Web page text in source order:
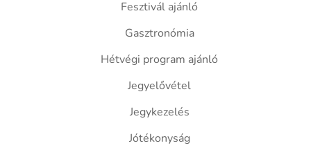
Fesztivál ajánló
Gasztronómia
Hétvégi program ajánló
Jegyelővétel
Jegykezelés
Jótékonyság